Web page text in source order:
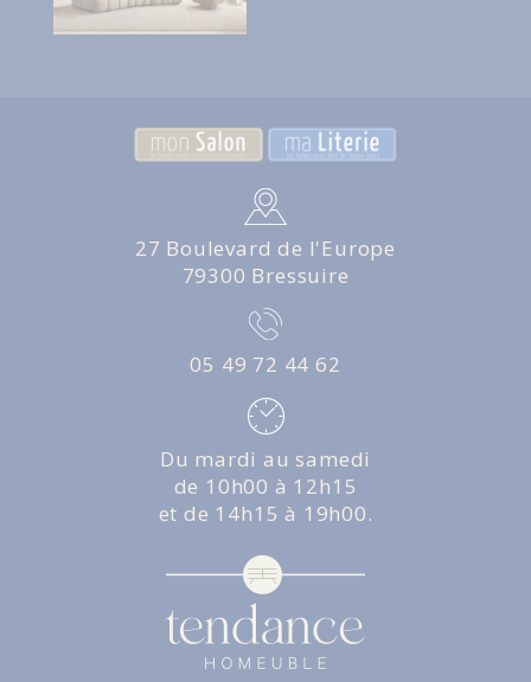
27 Boulevard de l'Europe
79300 Bressuire
05 49 72 44 62
Du mardi au samedi
de 10h00 à 12h15
et de 14h15 à 19h00.